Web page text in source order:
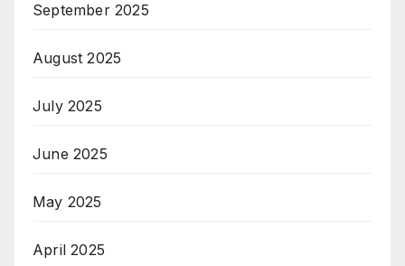
September 2025
August 2025
July 2025
June 2025
May 2025
April 2025